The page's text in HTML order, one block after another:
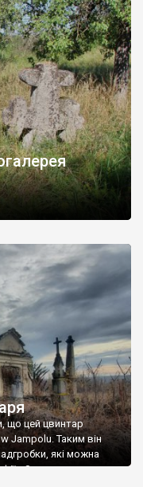
бо то улюблений
колекція
невелике, […]
що цей цвинтар
Jampolu. Таким він
які можна
Загалом цвинтар